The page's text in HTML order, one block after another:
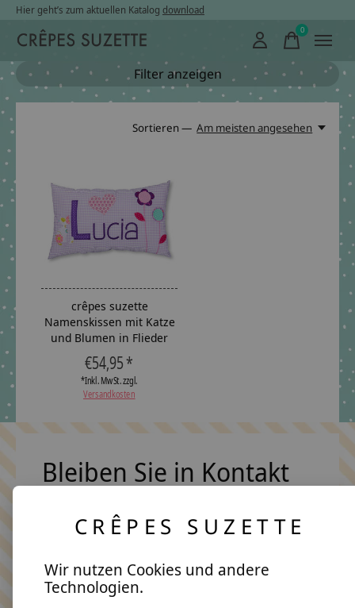
Hier geht’s zum aktuellen Katalog download
0items
Filter anzeigen
Sortieren — Am meisten angesehen
crêpes suzette
Namenskissen mit Katze
und Blumen in Flieder
€54,95 *
*Inkl. MwSt. zzgl.
Versandkosten
Bleiben Sie in Kontakt
Keine Sorge, wir übertreiben es nicht
CRÊPES SUZETTE
Wir nutzen Cookies und andere
Technologien.